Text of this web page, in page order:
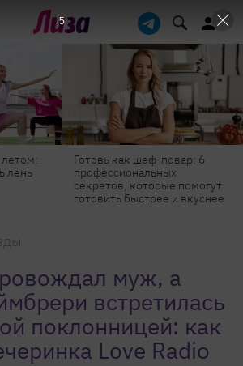
6
Масштабные приключения:
самые красивые фестивали
России в августе
муж, а
встретилась
поклонницей: как
Love Radio
3